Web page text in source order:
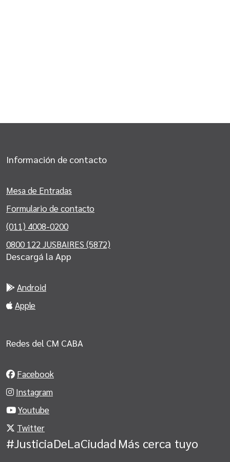
Información de contacto
Mesa de Entradas
Formulario de contacto
(011) 4008-0200
0800 122 JUSBAIRES (5872)
Descargá la App
Android
Apple
Redes del CM CABA
Facebook
Instagram
Youtube
Twitter
#JusticiaDeLaCiudad Más cerca tuyo